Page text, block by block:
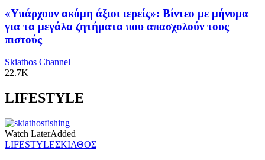
«Υπάρχουν ακόμη άξιοι ιερείς»: Βίντεο με μήνυμα
για τα μεγάλα ζητήματα που απασχολούν τους
πιστούς
Skiathos Channel
22.7K
LIFESTYLE
Watch LaterAdded
LIFESTYLEΣΚΙΑΘΟΣ